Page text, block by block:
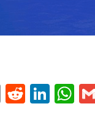
E
R
Li W